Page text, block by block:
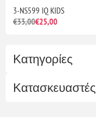
Κατηγορίες
Κατασκευαστές
3-NS599 IQ KIDS
€33,00€25,00